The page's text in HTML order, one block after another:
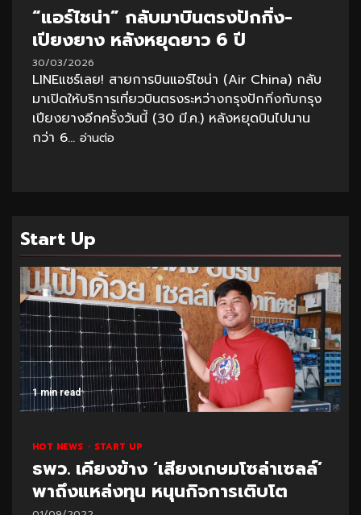
“แอร์ไชน่า” กลับมาบินตรงปักกิ่ง-
เปียงยาง หลังหยุดยาว 6 ปี
30/03/2026
LINEแชร์เลย! สายการบินแอร์ไชน่า (Air China) กลับ
มาเปิดให้บริการเที่ยวบินตรงระหว่างกรุงปักกิ่งกับกรุง
เปียงยางอีกครั้งวันนี้ (30 มี.ค.) หลังหยุดบินไปนาน
กว่า 6... อ่านต่อ
Start Up
1 min read
HOT NEWS START UP
ธพว. เคียงข้าง ‘เสียงเกษมโซล่าเซลล์’
พาถึงแหล่งทุน หนุนกิจการเติบโต